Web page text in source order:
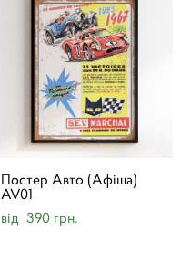
Постер Авто (Афіша)
AV01
від 390 грн.